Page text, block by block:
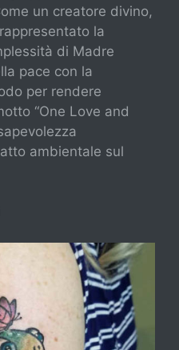
un creatore divino,
la
di Madre
pace con la
per rendere
“One Love and
ambientale sul